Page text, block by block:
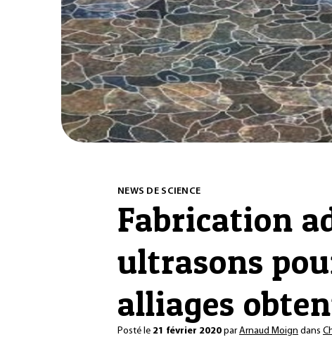
NEWS DE SCIENCE
Fabrication
ultrasons
alliages
Posté le 21 février 2020 parArnaud Moign dans